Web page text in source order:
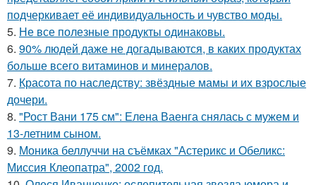
подчеркивает её индивидуальность и чувство моды.
5. Не все полезные продукты одинаковы.
6. 90% людей даже не догадываются, в каких продуктах
больше всего витаминов и минералов.
7. Красота по наследству: звёздные мамы и их взрослые
дочери.
8. "Рост Вани 175 см": Елена Ваенга снялась с мужем и
13-летним сыном.
9. Моника беллуччи на съёмках "Астерикс и Обеликс:
Миссия Клеопатра", 2002 год.